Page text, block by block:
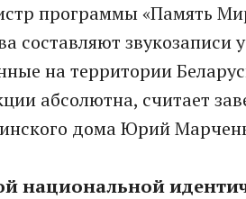
программы «Память
составляют звукозаписи
на территории
абсолютна, считает
дома Юрий
национальной